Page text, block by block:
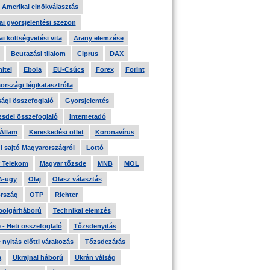
Amerikai elnökválasztás
gyorsjelentési szezon
költségvetési vita Arany elemzése
Beutazási tilalom Ciprus DAX
Ebola EU-Csúcs Forex Forint
légikatasztrófa
összefoglaló Gyorsjelentés
összefoglaló Internetadó
Kereskedési ötlet Koronavírus
sajtó Magyarországról Lottó
Telekom Magyar tőzsde MNB MOL
ügy Olaj Olasz választás
OTP Richter
Technikai elemzés
- Heti összefoglaló Tőzsdenyitás
nyitás előtti várakozás Tőzsdezárás
Ukrajnai háború Ukrán válság